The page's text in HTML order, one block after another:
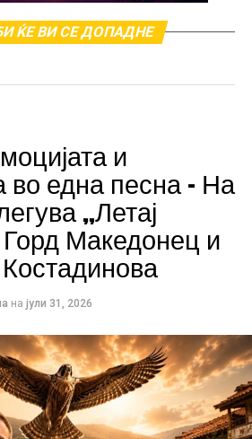
на Слаѓан Станишковски.
ЌЕ ВИ СЕ ДОПАДНЕ
и
во една песна – На
„Летај
Македонец и
на јули 31, 2026